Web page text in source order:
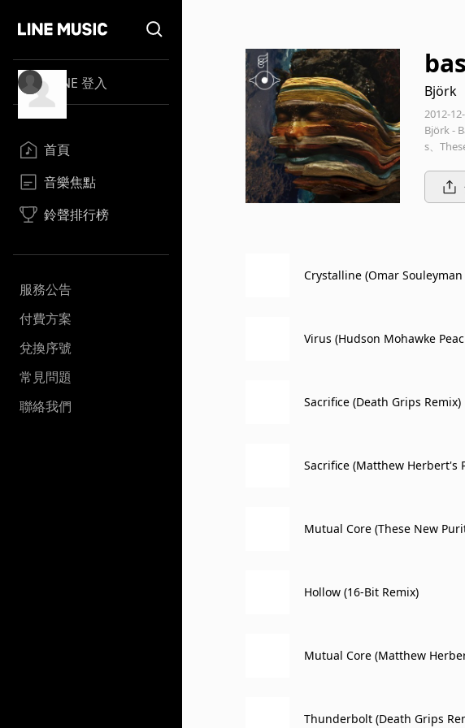
LINE 登入
首頁
音樂焦點
鈴聲排行榜
服務公告
付費方案
兌換序號
常見問題
聯絡我們
Björk
2012-
Björk -
s、
音實驗
而奇
略性的
rk說《
Crystalline (Omar Souleyman
Virus (Hudson Mohawke
Sacrifice (Death Grips Remix)
Sacrifice (Matthew Herbert's
Mutual Core (These New
Hollow (16-Bit Remix)
Mutual Core (Matthew
Thunderbolt (Death Grips